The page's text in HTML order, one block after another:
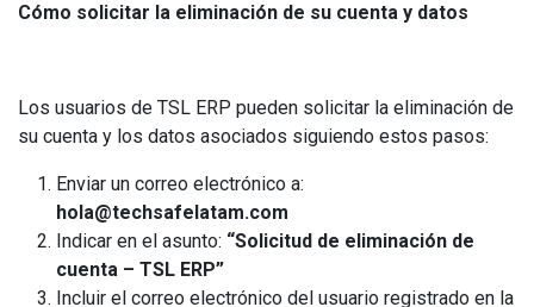
Cómo solicitar la eliminación de su cuenta y datos
Los usuarios de TSL ERP pueden solicitar la eliminación de
su cuenta y los datos asociados siguiendo estos pasos:
Enviar un correo electrónico a:
hola@techsafelatam.com
Indicar en el asunto: “Solicitud de eliminación de
cuenta – TSL ERP”
Incluir el correo electrónico del usuario registrado en la